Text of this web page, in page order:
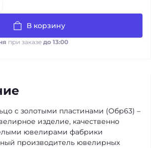
В корзину
при заказе до 13:00
с золотыми пластинами (Обр63) –
изделие, качественно
ювелирами фабрики
производитель ювелирных